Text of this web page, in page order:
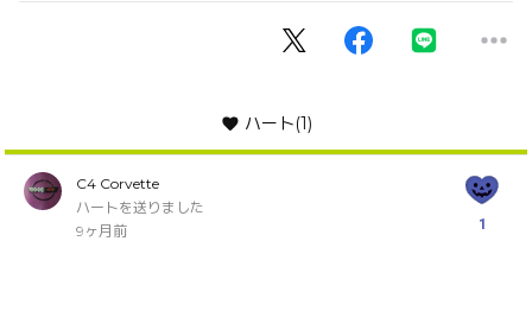
ハート(1)
C4 Corvette
ハートを送りました
9ヶ月前
1